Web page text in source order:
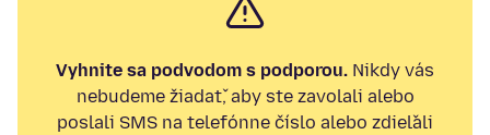
Vyhnite sa podvodom s podporou. Nikdy vás
nebudeme žiadať, aby ste zavolali alebo
poslali SMS na telefónne číslo alebo zdieľali